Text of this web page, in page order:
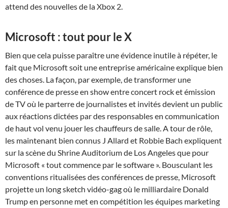
attend des nouvelles de la Xbox 2.
Microsoft : tout pour le X
Bien que cela puisse paraître une évidence inutile à répéter, le
fait que Microsoft soit une entreprise américaine explique bien
des choses. La façon, par exemple, de transformer une
conférence de presse en show entre concert rock et émission
de TV où le parterre de journalistes et invités devient un public
aux réactions dictées par des responsables en communication
de haut vol venu jouer les chauffeurs de salle. A tour de rôle,
les maintenant bien connus J Allard et Robbie Bach expliquent
sur la scène du Shrine Auditorium de Los Angeles que pour
Microsoft « tout commence par le software ». Bousculant les
conventions ritualisées des conférences de presse, Microsoft
projette un long sketch vidéo-gag où le milliardaire Donald
Trump en personne met en compétition les équipes marketing